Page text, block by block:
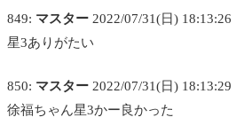
849: マスター 2022/07/31(日) 18:13:26
星3ありがたい
850: マスター 2022/07/31(日) 18:13:29
徐福ちゃん星3かー良かった